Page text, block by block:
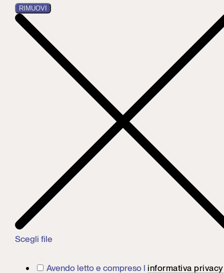
RIMUOVI
Scegli file
Avendo letto e compreso linformativa privacy